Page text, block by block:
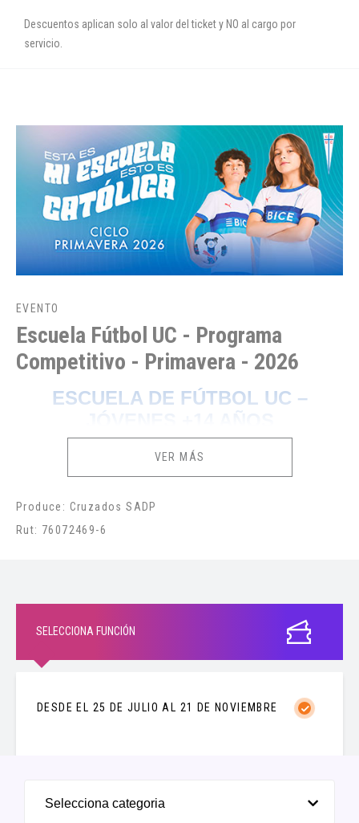
Descuentos aplican solo al valor del ticket y NO al cargo por
servicio.
EVENTO
Escuela Fútbol UC - Programa
Competitivo - Primavera - 2026
ESCUELA DE FÚTBOL UC –
25 de julio de 2026 | Término:
Días y horarios
metodológica, progresiva y sistemáticade
los fundamentos del fútbol.
Objetivos específicos
Enseñanza de los principios de juego del fútbol.
VER MÁS
Produce: Cruzados SADP
Rut: 76072469-6
SELECCIONA FUNCIÓN
DESDE EL 25 DE JULIO AL 21 DE NOVIEMBRE
Selecciona categoria